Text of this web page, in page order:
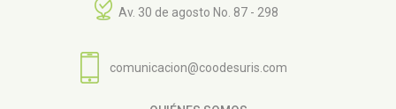
Av. 30 de agosto No. 87 - 298
comunicacion@coodesuris.com